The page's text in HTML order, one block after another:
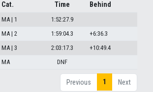
Cat. Time Behind
MA | 1
1:52:27.9
MA | 2 1:59:04.3
+6:36.3
MA | 3 2:03:17.3
+10:49.4
MA DNF
Previous 1 Next